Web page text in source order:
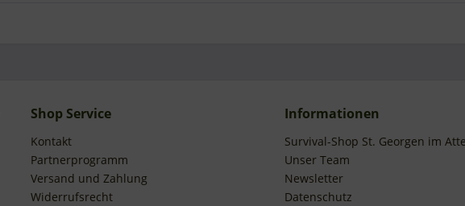
Shop Service
Kontakt
Partnerprogramm
Versand und Zahlung
Widerrufsrecht
Informationen
Survival-Shop St. Georgen im
Unser Team
Newsletter
Datenschutz